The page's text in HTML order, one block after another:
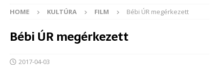
HOME KULTÚRA FILM Bébi ÚR megérkezett
Bébi ÚR megérkezett
2017-04-03